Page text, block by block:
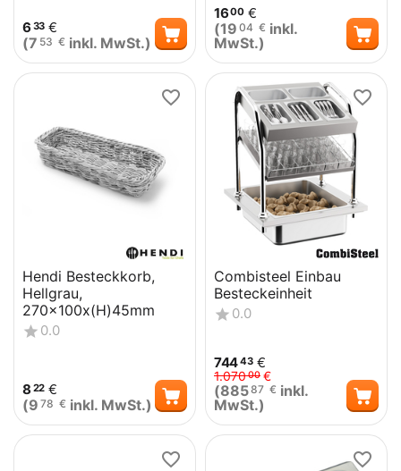
6 33 €
(7 53 € inkl. MwSt.)
1600 €
(19 04 € inkl.
MwSt.)
Hendi Besteckkorb,
Hellgrau,
270x100x(H)45mm
0.0
8 22 €
(9 78 € inkl. MwSt.)
Combisteel Einbau
Besteckeinheit
0.0
74443 €
1.07000 €
(88587 € inkl.
MwSt.)